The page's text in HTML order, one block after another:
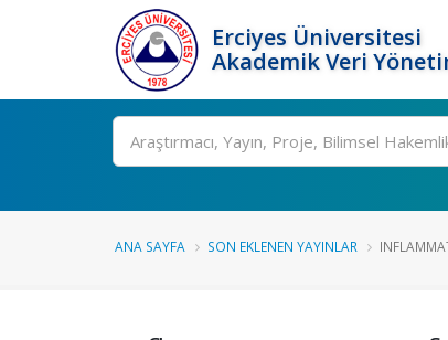
Erciyes Üniversitesi
Akademik Veri
Ara
ANA SAYFA SON EKLENEN YAYINLAR